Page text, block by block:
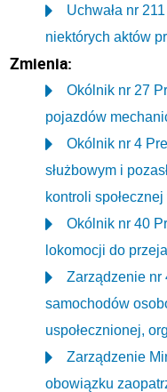
Uchwała nr
niektórych aktów
Zmienia:
Okólnik nr 27
pojazdów
Okólnik nr 4
służbowym i
kontroli
Okólnik nr 40
lokomocji do
Zarządzenie nr
samochodów
uspołecznionej,
Zarządzenie
obowiązku